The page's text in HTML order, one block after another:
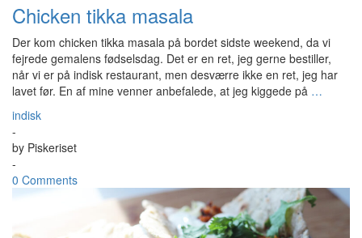
Chicken tikka masala
Der kom chicken tikka masala på bordet sidste weekend, da vi
fejrede gemalens fødselsdag. Det er en ret, jeg gerne bestiller,
når vi er på indisk restaurant, men desværre ikke en ret, jeg har
lavet før. En af mine venner anbefalede, at jeg kiggede på …
indisk
-
by Piskeriset
-
0 Comments